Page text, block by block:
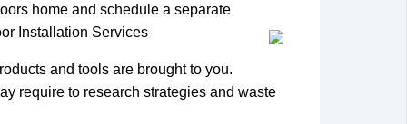
home and schedule a separate
Installation Services
and tools are brought to you.
require to research strategies and waste